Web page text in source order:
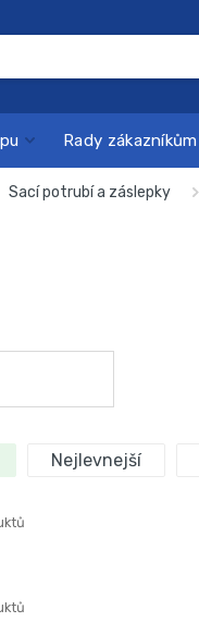
Rady zákazníkům
Sací potrubí a záslepky
Nejlevnejší